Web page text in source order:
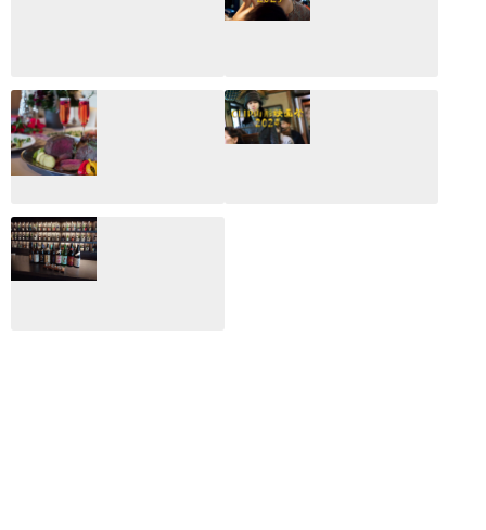
CLIP山形映画祭
2026：映画館派の
編集長が読む2025
年の映画ざっくり
総監
2026.02.27
CLIP山形映画祭
2025：ほぼこれく
らいしか更新して
いない変なブログ
月のホテル☆4日
間限定！クリスマ
スディナーブッフ
ェ開催☆